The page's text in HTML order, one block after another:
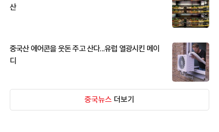
산
중국산 에어콘을 웃돈 주고 산다...유럽 열광시킨 메이
디
중국뉴스 더보기